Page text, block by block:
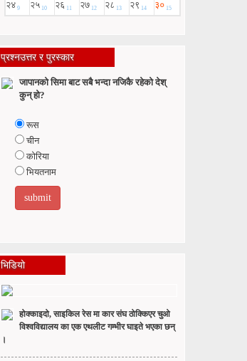
प्रश्नउत्तर र पुरस्कार
जापानको सिमा बाट सबै भन्दा नजिकै रहेको देश्
कुन् हो?
रूस
चीन
कोरिया
भियतनाम
भिडियो
होक्काइदो, साइकिल रेस मा कार संघ ठोक्किएर चुओ
विश्वविद्यालय का एक एथलीट गम्भीर घाइते भएका छन्
।